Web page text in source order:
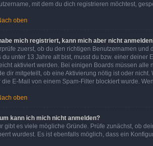
mit dem du dich registrieren möchtest,
oben
mich registriert, kann mich aber nicht
zuerst, ob du den richtigen Benutzernamen
du unter 13 Jahre alt bist, musst du bzw. einer
aktiviert werden. Bei einigen Boards müssen alle
dir mitgeteilt, ob eine Aktivierung nötig ist oder
die E-Mail von einem Spam-Filter blockiert wurde.
oben
kann ich mich nicht anmelden?
gibt es viele mögliche Gründe. Prüfe zunächst, ob
wurdest. Es ist ebenfalls möglich, dass ein